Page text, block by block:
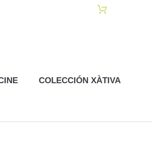
COLECCIÓN XÀTIVA